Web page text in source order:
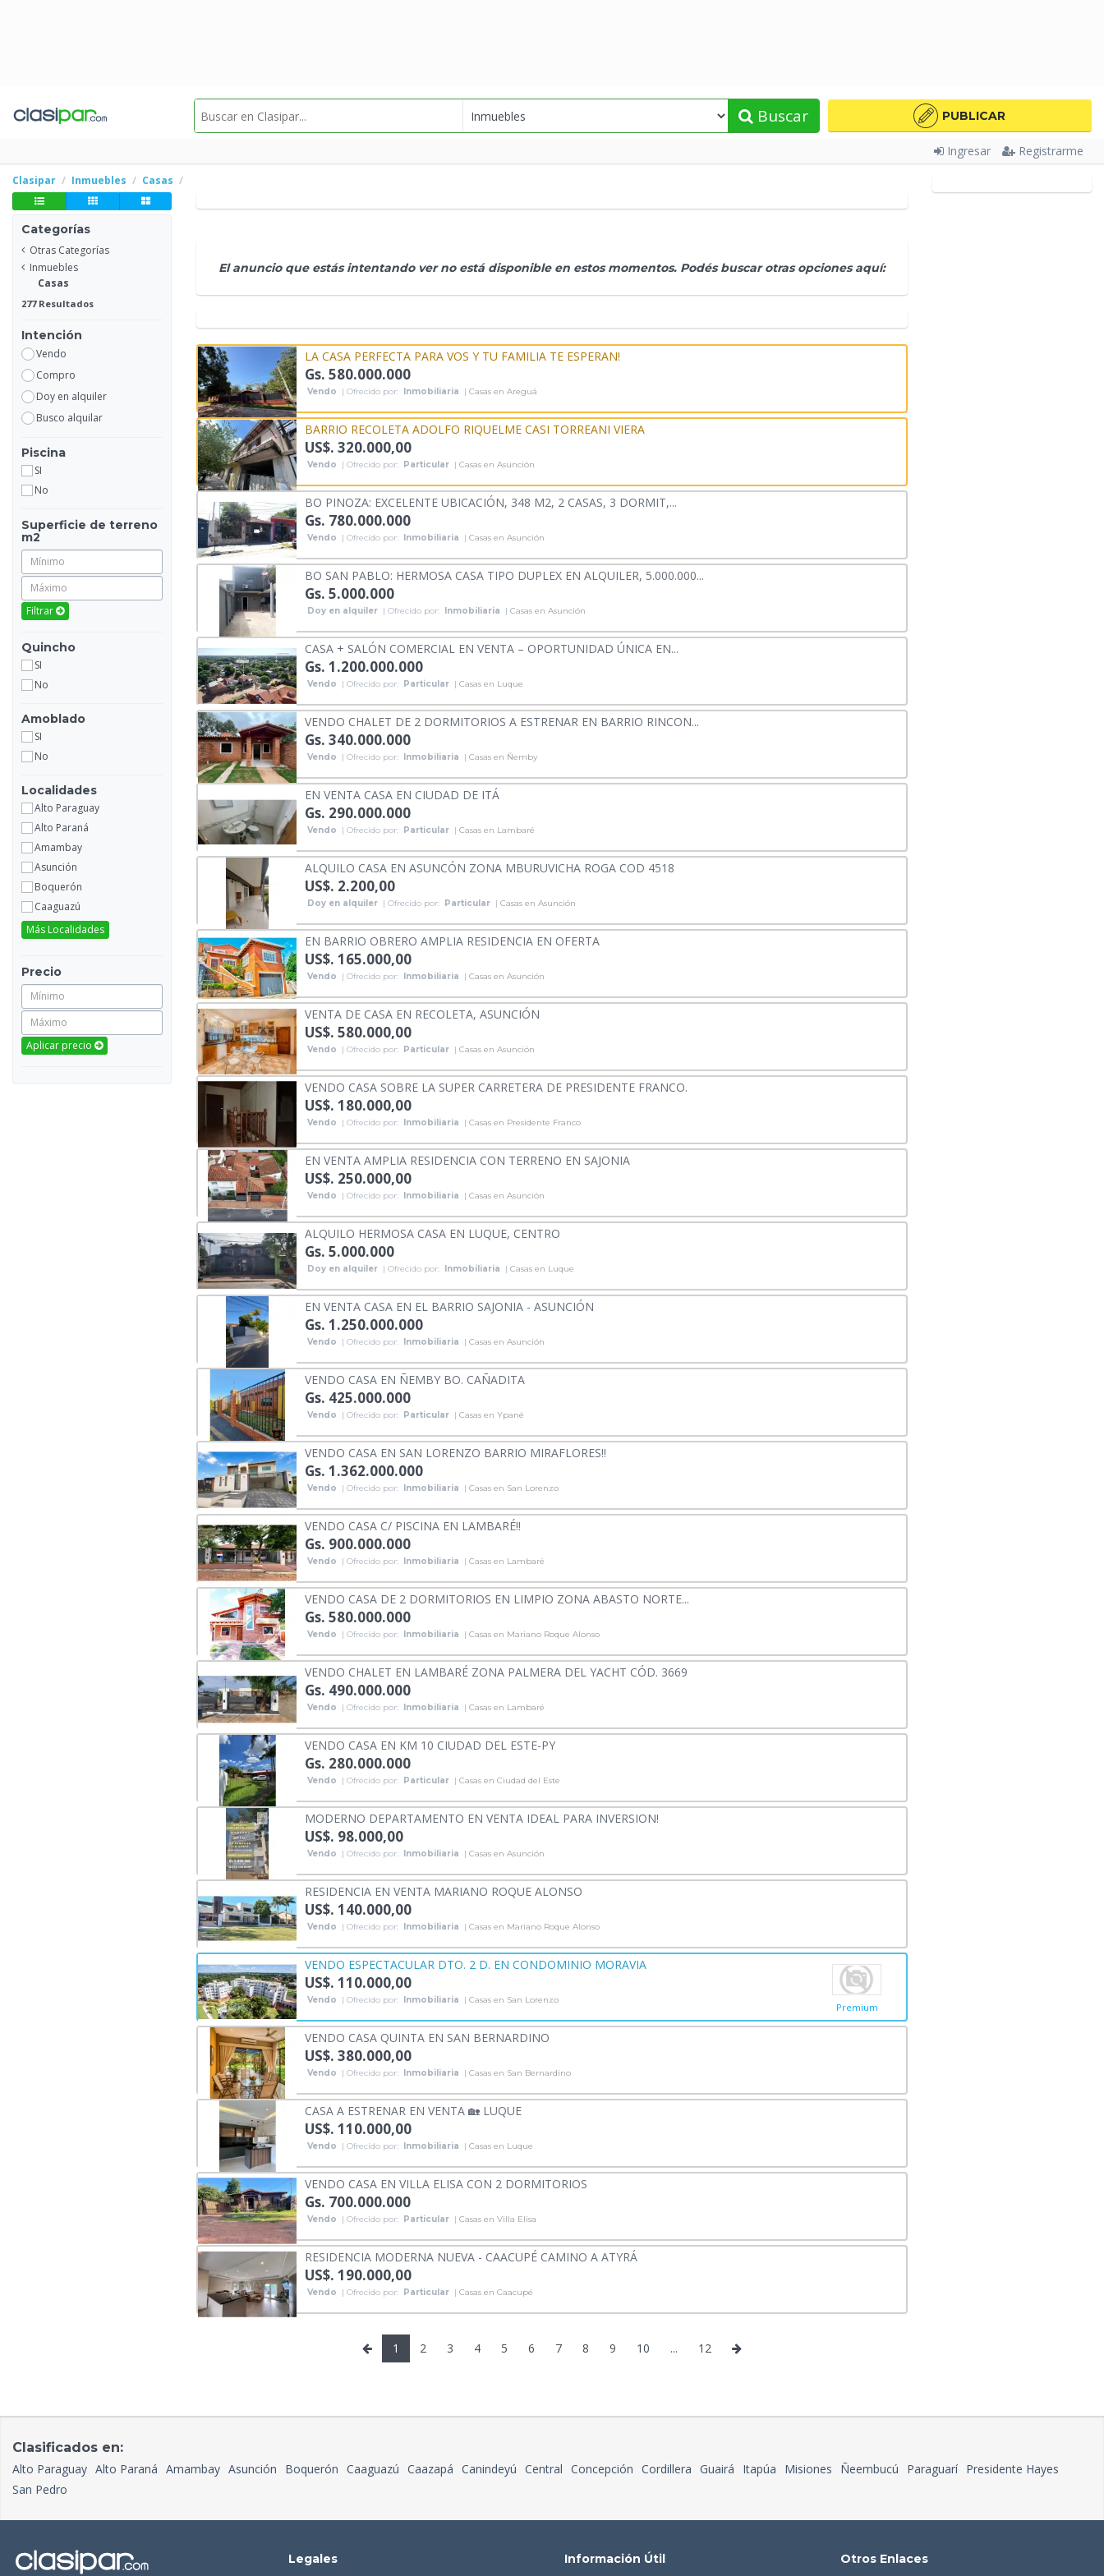
Buscar PUBLICAR
Ingresar Registrarme
Clasipar Inmuebles Casas
Categorías
Otras Categorías
Inmuebles
Casas
277 Resultados
Intención
Vendo
Compro
Doy en alquiler
Busco alquilar
Piscina
SI
No
Superficie de terreno
m2
Filtrar
Quincho
SI
No
Amoblado
SI
No
Localidades
Alto Paraguay
Alto Paraná
Amambay
Asunción
Boquerón
Caaguazú
Más Localidades
Precio
Aplicar precio
El anuncio que estás intentando ver no está disponible en estos momentos. Podés buscar otras opciones aquí:
LA CASA PERFECTA PARA VOS Y TU FAMILIA TE ESPERAN!
Gs. 580.000.000
Vendo | Ofrecido por: Inmobiliaria | Casas en Areguá
BARRIO RECOLETA ADOLFO RIQUELME CASI TORREANI VIERA
US$. 320.000,00
Vendo | Ofrecido por: Particular | Casas en Asunción
BO PINOZA: EXCELENTE UBICACIÓN, 348 M2, 2 CASAS, 3 DORMIT,...
Gs. 780.000.000
Vendo | Ofrecido por: Inmobiliaria | Casas en Asunción
BO SAN PABLO: HERMOSA CASA TIPO DUPLEX EN ALQUILER, 5.000.000...
Gs. 5.000.000
Doy en alquiler | Ofrecido por: Inmobiliaria | Casas en Asunción
CASA + SALÓN COMERCIAL EN VENTA – OPORTUNIDAD ÚNICA EN...
Gs. 1.200.000.000
Vendo | Ofrecido por: Particular | Casas en Luque
VENDO CHALET DE 2 DORMITORIOS A ESTRENAR EN BARRIO RINCON...
Gs. 340.000.000
Vendo | Ofrecido por: Inmobiliaria | Casas en Ñemby
EN VENTA CASA EN CIUDAD DE ITÁ
Gs. 290.000.000
Vendo | Ofrecido por: Particular | Casas en Lambaré
ALQUILO CASA EN ASUNCÓN ZONA MBURUVICHA ROGA COD 4518
US$. 2.200,00
Doy en alquiler | Ofrecido por: Particular | Casas en Asunción
EN BARRIO OBRERO AMPLIA RESIDENCIA EN OFERTA
US$. 165.000,00
Vendo | Ofrecido por: Inmobiliaria | Casas en Asunción
VENTA DE CASA EN RECOLETA, ASUNCIÓN
US$. 580.000,00
Vendo | Ofrecido por: Particular | Casas en Asunción
VENDO CASA SOBRE LA SUPER CARRETERA DE PRESIDENTE FRANCO.
US$. 180.000,00
Vendo | Ofrecido por: Inmobiliaria | Casas en Presidente Franco
EN VENTA AMPLIA RESIDENCIA CON TERRENO EN SAJONIA
US$. 250.000,00
Vendo | Ofrecido por: Inmobiliaria | Casas en Asunción
ALQUILO HERMOSA CASA EN LUQUE, CENTRO
Gs. 5.000.000
Doy en alquiler | Ofrecido por: Inmobiliaria | Casas en Luque
EN VENTA CASA EN EL BARRIO SAJONIA - ASUNCIÓN
Gs. 1.250.000.000
Vendo | Ofrecido por: Inmobiliaria | Casas en Asunción
VENDO CASA EN ÑEMBY BO. CAÑADITA
Gs. 425.000.000
Vendo | Ofrecido por: Particular | Casas en Ypané
VENDO CASA EN SAN LORENZO BARRIO MIRAFLORES!!
Gs. 1.362.000.000
Vendo | Ofrecido por: Inmobiliaria | Casas en San Lorenzo
VENDO CASA C/ PISCINA EN LAMBARÉ!!
Gs. 900.000.000
Vendo | Ofrecido por: Inmobiliaria | Casas en Lambaré
VENDO CASA DE 2 DORMITORIOS EN LIMPIO ZONA ABASTO NORTE...
Gs. 580.000.000
Vendo | Ofrecido por: Inmobiliaria | Casas en Mariano Roque Alonso
VENDO CHALET EN LAMBARÉ ZONA PALMERA DEL YACHT CÓD. 3669
Gs. 490.000.000
Vendo | Ofrecido por: Inmobiliaria | Casas en Lambaré
VENDO CASA EN KM 10 CIUDAD DEL ESTE-PY
Gs. 280.000.000
Vendo | Ofrecido por: Particular | Casas en Ciudad del Este
MODERNO DEPARTAMENTO EN VENTA IDEAL PARA INVERSION!
US$. 98.000,00
Vendo | Ofrecido por: Inmobiliaria | Casas en Asunción
RESIDENCIA EN VENTA MARIANO ROQUE ALONSO
US$. 140.000,00
Vendo | Ofrecido por: Inmobiliaria | Casas en Mariano Roque Alonso
VENDO ESPECTACULAR DTO. 2 D. EN CONDOMINIO MORAVIA
US$. 110.000,00
Vendo | Ofrecido por: Inmobiliaria | Casas en San Lorenzo
Premium
VENDO CASA QUINTA EN SAN BERNARDINO
US$. 380.000,00
Vendo | Ofrecido por: Inmobiliaria | Casas en San Bernardino
CASA A ESTRENAR EN VENTA 🏡 LUQUE
US$. 110.000,00
Vendo | Ofrecido por: Inmobiliaria | Casas en Luque
VENDO CASA EN VILLA ELISA CON 2 DORMITORIOS
Gs. 700.000.000
Vendo | Ofrecido por: Particular | Casas en Villa Elisa
RESIDENCIA MODERNA NUEVA - CAACUPÉ CAMINO A ATYRÁ
US$. 190.000,00
Vendo | Ofrecido por: Particular | Casas en Caacupé
1 2 3 4 5 6 7 8 9 10 ... 12
Clasificados en:
Alto Paraguay Alto Paraná Amambay Asunción Boquerón Caaguazú Caazapá Canindeyú Central Concepción Cordillera Guairá Itapúa Misiones Ñeembucú Paraguarí Presidente Hayes
San Pedro
Legales Información Útil Otros Enlaces